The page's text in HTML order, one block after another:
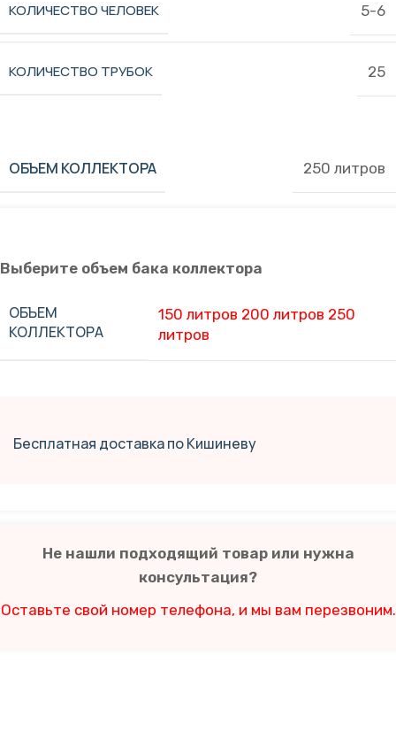
КОЛИЧЕСТВО ЧЕЛОВЕК 5-6
КОЛИЧЕСТВО ТРУБОК 25
ОБЪЕМ КОЛЛЕКТОРА 250 литров
Выберите объем бака коллектора
ОБЪЕМ
КОЛЛЕКТОРА
150 литров 200 литров 250
литров
Бесплатная доставка по Кишиневу
Не нашли подходящий товар или нужна
консультация?
Оставьте свой номер телефона, и мы вам перезвоним.